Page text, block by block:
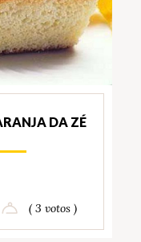
DA ZÉ
( 3 votos )